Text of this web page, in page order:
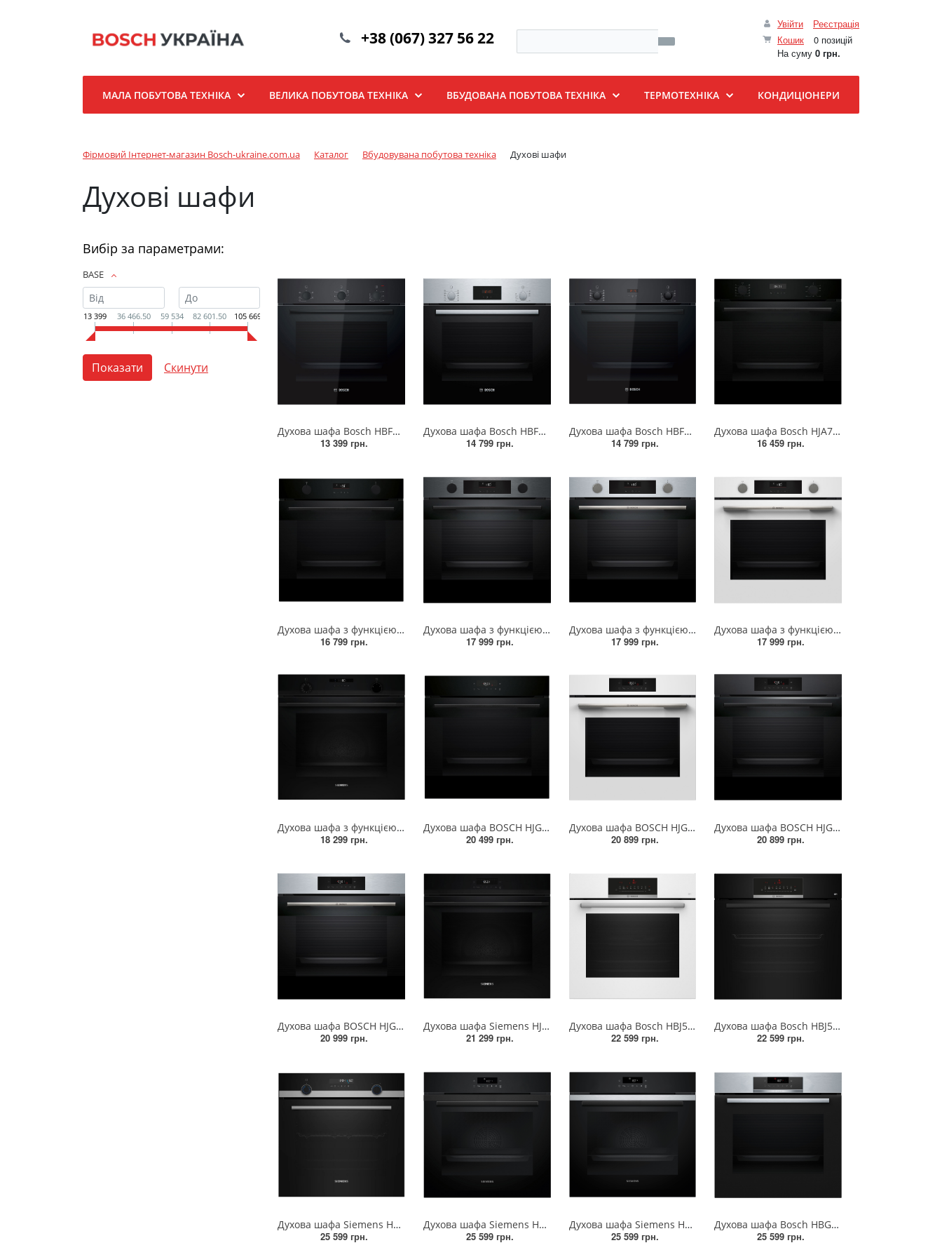
Увійти
Реєстрація
Кошик
0 позицій
На суму 0 грн.
+38 (067) 327 56 22
МАЛА ПОБУТОВА ТЕХНІКА ВЕЛИКА ПОБУТОВА ТЕХНІКА ВБУДОВАНА ПОБУТОВА ТЕХНІКА ТЕРМОТЕХНІКА КОНДИЦІОНЕРИ
Фірмовий Інтернет-магазин Bosch-ukraine.com.ua Каталог Вбудовувана побутова техніка Духові шафи
Духові шафи
Вибір за параметрами:
BASE
13 399 36 466.50 59 534 82 601.50 105 669
Духова шафа Bosch HBF011BA1T
13 399 грн.
Духова шафа Bosch HBF512BS1T
14 799 грн.
Духова шафа Bosch HBF512BB1T
14 799 грн.
Духова шафа Bosch HJA737BA0
16 459 грн.
Духова шафа з функцією додавання пари вбудовувана BOSCH HUA736EA0T
16 799 грн.
Духова шафа з функцією додавання пари вбудовувана BOSCH HUA736EG0T
17 999 грн.
Духова шафа з функцією додавання пари вбудовувана BOSCH HUA736ER0
17 999 грн.
Духова шафа з функцією додавання пари вбудовувана BOSCH HUA736EV0T
17 999 грн.
Духова шафа з функцією додавання пари вбудовувана SIEMENS HU736AEA0T
18 299 грн.
Духова шафа BOSCH HJG852YB0T
20 499 грн.
Духова шафа BOSCH HJG852YW0T
20 899 грн.
Духова шафа BOSCH HJG852YT0T
20 899 грн.
Духова шафа BOSCH HJG852YS0
20 999 грн.
Духова шафа Siemens HJ852GYB0T
21 299 грн.
Духова шафа Bosch HBJ559YW6R
22 599 грн.
Духова шафа Bosch HBJ559YB6R
22 599 грн.
Духова шафа Siemens HB557JEB6T
25 599 грн.
Духова шафа Siemens HB272GEB3
25 599 грн.
Духова шафа Siemens HB272GES3
25 599 грн.
Духова шафа Bosch HBG572ES3
25 599 грн.